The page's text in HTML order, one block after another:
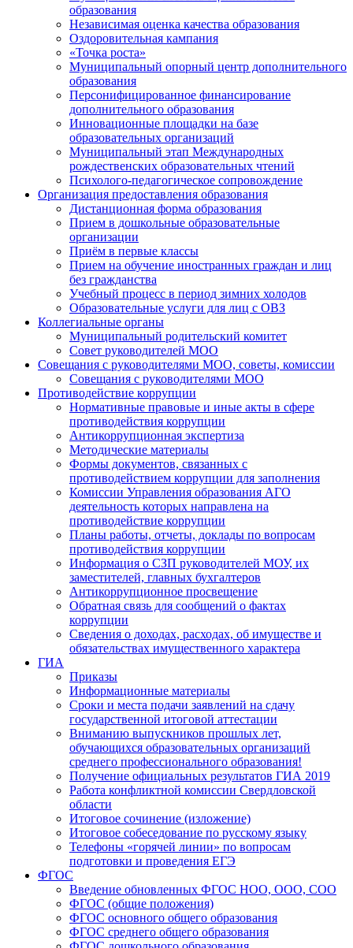
образования
Независимая оценка качества образования
Оздоровительная кампания
«Точка роста»
Муниципальный опорный центр дополнительного
образования
Персонифицированное финансирование
дополнительного образования
Инновационные площадки на базе
образовательных организаций
Муниципальный этап Международных
рождественских образовательных чтений
Психолого-педагогическое сопровождение
Организация предоставления образования
Дистанционная форма образования
Прием в дошкольные образовательные
организации
Приём в первые классы
Прием на обучение иностранных граждан и лиц
без гражданства
Учебный процесс в период зимних холодов
Образовательные услуги для лиц с ОВЗ
Коллегиальные органы
Муниципальный родительский комитет
Совет руководителей МОО
Совещания с руководителями МОО, советы, комиссии
Совещания с руководителями МОО
Противодействие коррупции
Нормативные правовые и иные акты в сфере
противодействия коррупции
Антикоррупционная экспертиза
Методические материалы
Формы документов, связанных с
противодействием коррупции для заполнения
Комиссии Управления образования АГО
деятельность которых направлена на
противодействие коррупции
Планы работы, отчеты, доклады по вопросам
противодействия коррупции
Информация о СЗП руководителей МОУ, их
заместителей, главных бухгалтеров
Антикоррупционное просвещение
Обратная связь для сообщений о фактах
коррупции
Сведения о доходах, расходах, об имуществе и
обязательствах имущественного характера
ГИА
Приказы
Информационные материалы
Сроки и места подачи заявлений на сдачу
государственной итоговой аттестации
Вниманию выпускников прошлых лет,
обучающихся образовательных организаций
среднего профессионального образования!
Получение официальных результатов ГИА 2019
Работа конфликтной комиссии Свердловской
области
Итоговое сочинение (изложение)
Итоговое собеседование по русскому языку
Телефоны «горячей линии» по вопросам
подготовки и проведения ЕГЭ
ФГОС
Введение обновленных ФГОС НОО, ООО, СОО
ФГОС (общие положения)
ФГОС основного общего образования
ФГОС среднего общего образования